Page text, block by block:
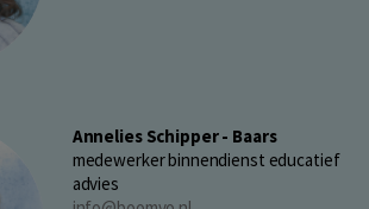
Annelies Schipper - Baars
medewerker binnendienst educatief
advies